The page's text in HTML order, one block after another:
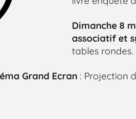
Dimanche 8
associatif et
tables rondes.
Grand Ecran : Projection